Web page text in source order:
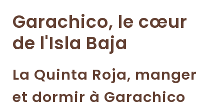
Garachico, le cœur
de l'Isla Baja
La Quinta Roja, manger
et dormir à Garachico